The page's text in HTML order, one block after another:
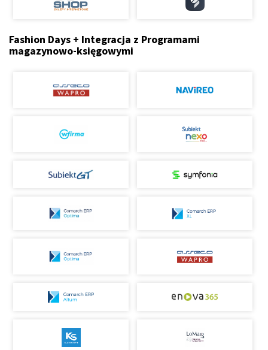
Fashion Days + Integracja z Programami
magazynowo-księgowymi